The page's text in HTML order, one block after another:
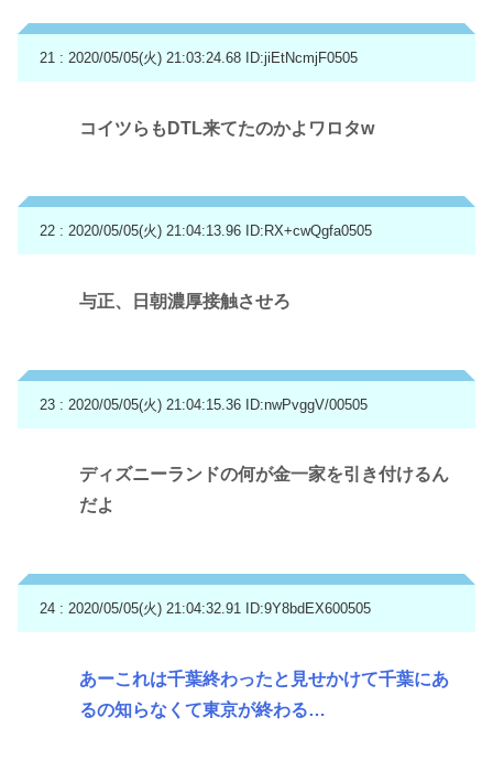
21 : 2020/05/05(火) 21:03:24.68 ID:jiEtNcmjF0505
コイツらもDTL来てたのかよワロタw
22 : 2020/05/05(火) 21:04:13.96 ID:RX+cwQgfa0505
与正、日朝濃厚接触させろ
23 : 2020/05/05(火) 21:04:15.36 ID:nwPvggV/00505
ディズニーランドの何が金一家を引き付けるん
だよ
24 : 2020/05/05(火) 21:04:32.91 ID:9Y8bdEX600505
あーこれは千葉終わったと見せかけて千葉にあ
るの知らなくて東京が終わる…